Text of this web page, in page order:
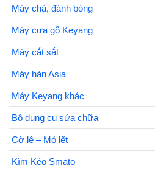
Máy chà, đánh bóng
Máy cưa gỗ Keyang
Máy cắt sắt
Máy hàn Asia
Máy Keyang khác
Bộ dụng cụ sửa chữa
Cờ lê – Mỏ lết
Kìm Kéo Smato